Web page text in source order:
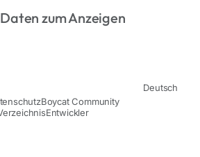
zum Anzeigen
Deutsch
Boycat Community
Entwickler